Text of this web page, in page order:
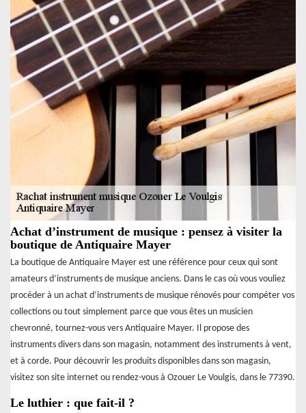
Achat d’instrument de musique : pensez à visiter la
boutique de Antiquaire Mayer
La boutique de Antiquaire Mayer est une référence pour ceux qui sont
amateurs d’instruments de musique anciens. Dans le cas où vous vouliez
procéder à un achat d’instruments de musique rénovés pour compéter vos
collections ou tout simplement parce que vous êtes un musicien
chevronné, tournez-vous vers Antiquaire Mayer. Il propose des
instruments divers dans son magasin, notamment des instruments à vent,
et à corde. Pour découvrir les produits disponibles dans son magasin,
visitez son site internet ou rendez-vous à Ozouer Le Voulgis, dans le 77390.
Le luthier : que fait-il ?